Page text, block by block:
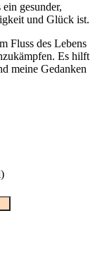
gesunder,
und Glück ist.
Fluss des Lebens
Es hilft
meine Gedanken